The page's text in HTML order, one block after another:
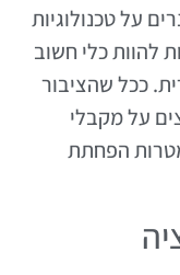
על טכנולוגיות
להוות כלי חשוב
ככל שהציבור
על מקבלי
הפחתת